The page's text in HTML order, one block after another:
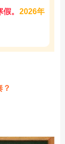
。 2026年
？